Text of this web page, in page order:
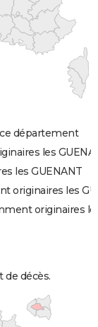
département
les
les GUENANT
originaires les
originaires
de décès.